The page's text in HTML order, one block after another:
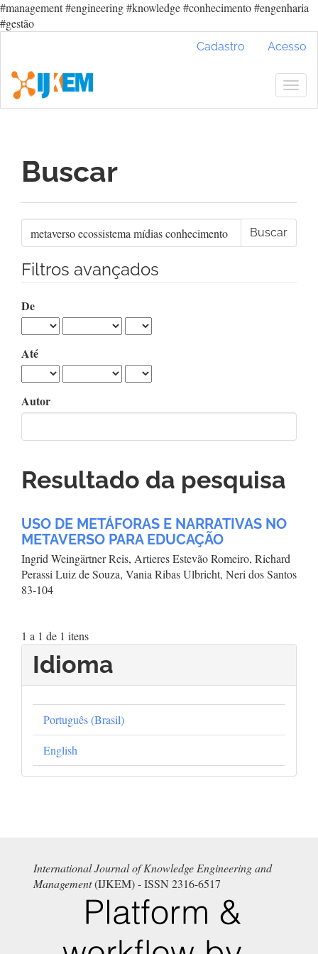
#management #engineering #knowledge #conhecimento #engenharia
#gestão
Conteúdo
principal
Barra
Cadastro Acesso
Buscar
Pesquisar
termo
Filtros avançados
De
Até
Autor
Resultado da pesquisa
USO DE METÁFORAS E NARRATIVAS NO
METAVERSO PARA EDUCAÇÃO
Ingrid Weingärtner Reis, Artieres Estevão Romeiro, Richard
Perassi Luiz de Souza, Vania Ribas Ulbricht, Neri dos Santos
83-104
1 a 1 de 1 itens
Idioma
Português (Brasil)
English
International Journal of Knowledge Engineering and
Management(IJKEM) - ISSN 2316-6517